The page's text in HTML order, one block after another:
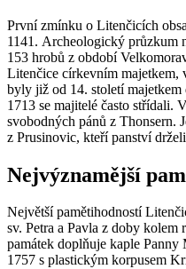
První zmínku o Litenčicích
1141. Archeologický průzkum
153 hrobů z období
Litenčice církevním majetkem,
byly již od 14. století
1713 se majitelé často střídali.
svobodných pánů z Thonsern.
z Prusinovic, kteří panství
Nejvýznamější
Největší pamětihodností
sv. Petra a Pavla z doby
památek doplňuje kaple
1757 s plastickým korpusem